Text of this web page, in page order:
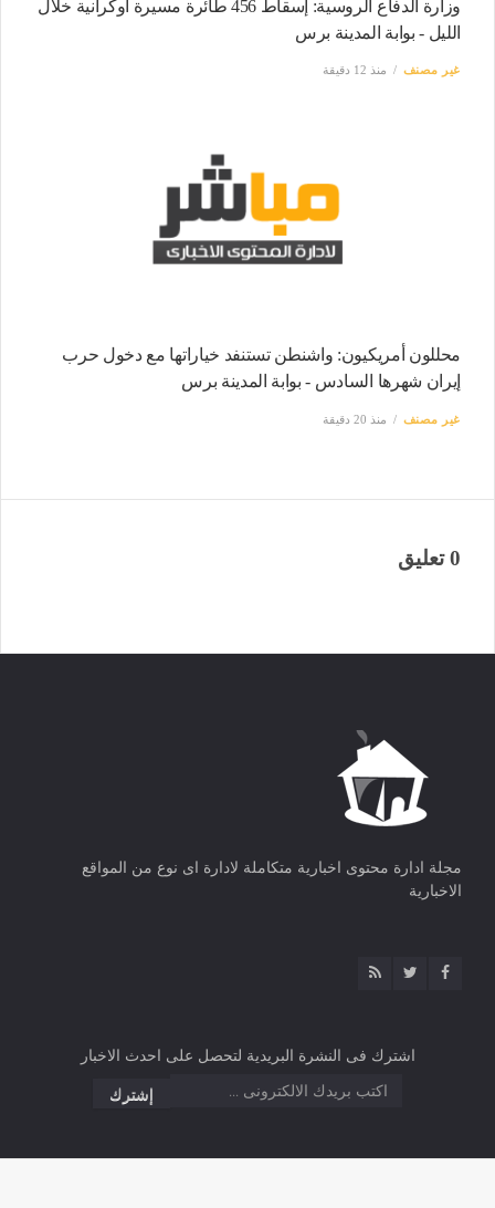
وزارة الدفاع الروسية: إسقاط 456 طائرة مسيرة أوكرانية خلال
الليل - بوابة المدينة برس
غير مصنف منذ 12 دقيقة
محللون أمريكيون: واشنطن تستنفد خياراتها مع دخول حرب
إيران شهرها السادس - بوابة المدينة برس
غير مصنف منذ 20 دقيقة
0 تعليق
مجلة ادارة محتوى اخبارية متكاملة لادارة اى نوع من المواقع
الاخبارية
اشترك فى النشرة البريدية لتحصل على احدث الاخبار